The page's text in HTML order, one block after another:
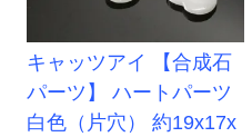
キャッツアイ 【合成石
パーツ】 ハートパーツ
白色（片穴） 約19x17x